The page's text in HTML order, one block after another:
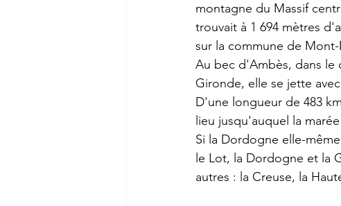
montagne du Massif
trouvait à 1 694 mètres
sur la commune de
Au bec d'Ambès, dans le
Gironde, elle se jette
D'une longueur de 483 km
lieu jusqu'auquel la marée
Si la Dordogne elle-
le Lot, la Dordogne et la
autres : la Creuse, la